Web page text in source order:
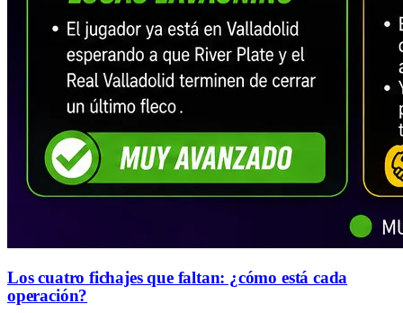
Los cuatro fichajes que faltan: ¿cómo está cada
operación?